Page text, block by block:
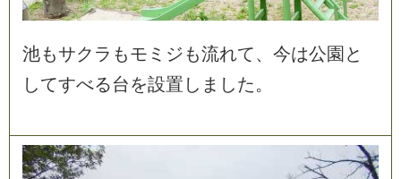
池もサク ラ もモ ミ ジも流れて、 今は公園 と
してすべる台を設置 し ま した。